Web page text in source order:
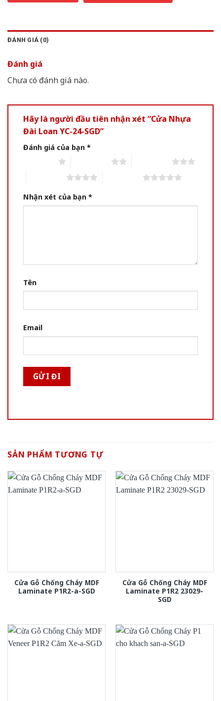
ĐÁNH GIÁ (0)
Đánh giá
Chưa có đánh giá nào.
Hãy là người đầu tiên nhận xét “Cửa Nhựa
Đài Loan YC-24-SGD”
Đánh giá của bạn *
Nhận xét của bạn *
Tên
Email
SẢN PHẨM TƯƠNG TỰ
Cửa Gỗ Chống Cháy MDF
Laminate P1R2-a-SGD
Cửa Gỗ Chống Cháy MDF
Laminate P1R2 23029-
SGD